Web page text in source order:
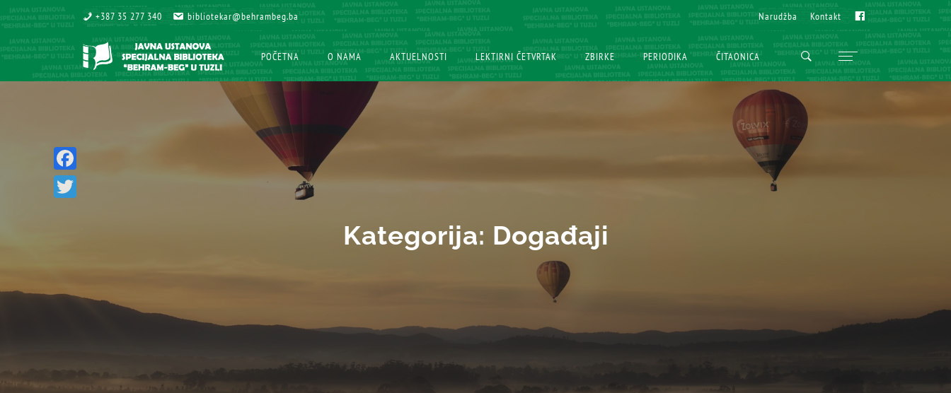
+387 35 277 340
+387 35 277 340 bibliotekar@behrambeg.ba
bibliotekar@behrambeg.ba Narudžba
Narudžba Kontakt
Kontakt Fb
Fb
POČETNA
POČETNA O NAMA
O NAMA AKTUELNOSTI
AKTUELNOSTI LEKTIRNI ČETVRTAK
LEKTIRNI ČETVRTAK ZBIRKE
ZBIRKE PERIODIKA
PERIODIKA ČITAONICA
ČITAONICA
Kategorija: Događaji
Facebook